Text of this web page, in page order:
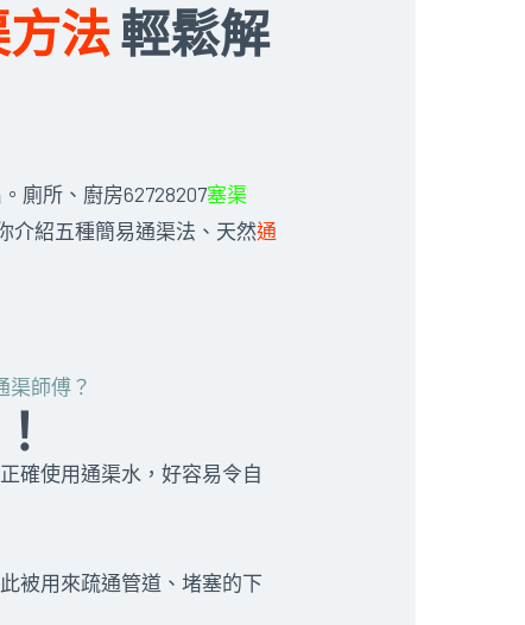
法輕鬆解
廁所、廚房62728207塞渠
介紹五種簡易通渠法、天然通
渠師傅？
確使用通渠水，好容易令自
被用來疏通管道、堵塞的下